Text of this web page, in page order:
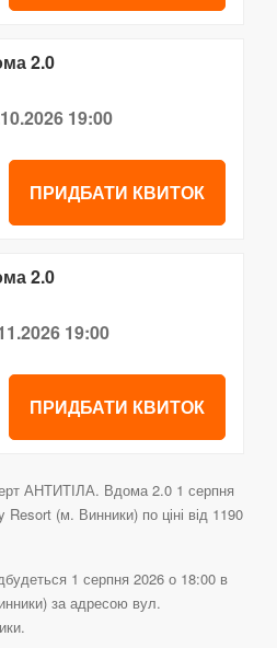
2.0
19:00
ПРИДБАТИ КВИТОК
2.0
19:00
ПРИДБАТИ КВИТОК
АНТИТІЛА. Вдома 2.0 1 серпня
(м. Винники) по ціні від 1190
1 серпня 2026 о 18:00 в
за адресою вул.